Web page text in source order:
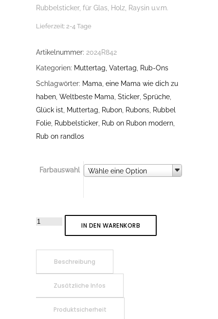
Rubbelsticker, für Glas, Holz, Raysin u.v.m.
Lieferzeit: 2-4 Tage
Artikelnummer: 2024R842
Kategorien: Muttertag, Vatertag
Rub-Ons
Schlagwörter: Mama eine Mama wie dich zu
haben Weltbeste Mama Sticker Sprüche
Glück ist
Muttertag Rubon Rubons Rubbel
Folie Rubbelsticker Rub on Rubon modern
Rub on randlos
Farbauswahl Wähle eine Option
Farbauswahl
Rub-
ist,
Mama
IN DEN WARENKORB
Beschreibung
Zusätzliche Infos
Produktsicherheit